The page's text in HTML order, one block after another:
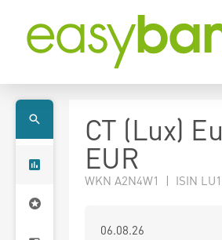
CT (Lux)
EUR
WKN A2N4W1 | ISIN
06.08.26